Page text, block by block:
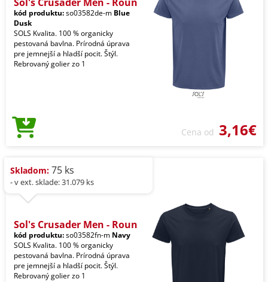
kód produktu:so03582de-m Blue
Dusk
SOLS Kvalita. 100 % organicky
pestovaná bavlna. Prírodná úprava
pre jemnejší a hladší pocit. Štýl.
Rebrovaný golier zo 1
Cena od 3,16€
Skladom: 75 ks
- v ext. sklade: 31.079 ks
Sol's Crusader Men - Roun
kód produktu:so03582fn-m Navy
SOLS Kvalita. 100 % organicky
pestovaná bavlna. Prírodná úprava
pre jemnejší a hladší pocit. Štýl.
Rebrovaný golier zo 1